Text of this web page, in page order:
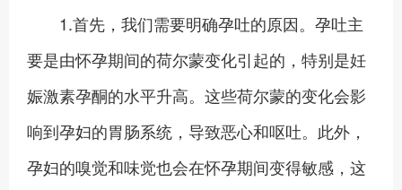
1.首先，我们需要明确孕吐的原因。孕吐主
要是由怀孕期间的荷尔蒙变化引起的，特别是妊
娠激素孕酮的水平升高。这些荷尔蒙的变化会影
响到孕妇的胃肠系统，导致恶心和呕吐。此外，
孕妇的嗅觉和味觉也会在怀孕期间变得敏感，这